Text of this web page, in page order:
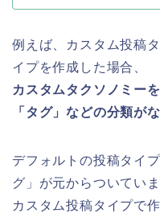
例えば、カスタム投稿
イプを作成した場合、
カスタムタクソノミー
「タグ」などの分類が
デフォルトの投稿タイ
グ」が元からついていま
カスタム投稿タイプで